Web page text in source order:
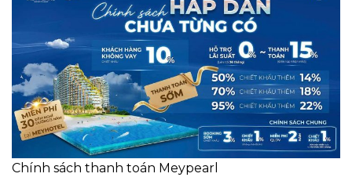
Chính sách thanh toán Meypearl